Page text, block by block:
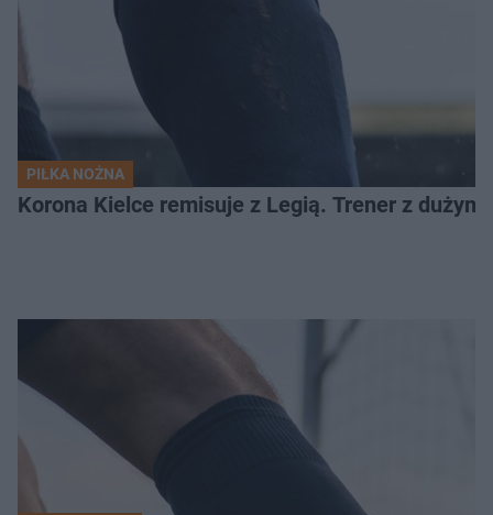
PIŁKA NOŻNA
Korona Kielce remisuje z Legią. Trener z dużym